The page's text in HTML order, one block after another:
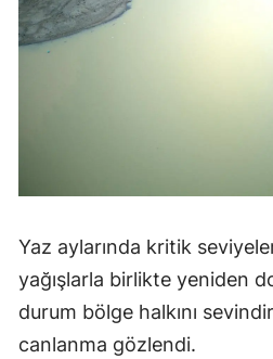
Yaz aylarında kritik
yağışlarla birlikte yeniden
durum bölge halkını
canlanma gözlendi.